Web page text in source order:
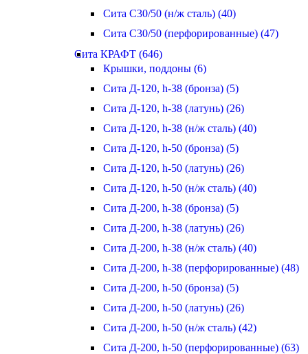
Сита С30/50 (н/ж сталь) (40)
Сита С30/50 (перфорированные) (47)
Сита КРАФТ (646)
Крышки, поддоны (6)
Сита Д-120, h-38 (бронза) (5)
Сита Д-120, h-38 (латунь) (26)
Сита Д-120, h-38 (н/ж сталь) (40)
Сита Д-120, h-50 (бронза) (5)
Сита Д-120, h-50 (латунь) (26)
Сита Д-120, h-50 (н/ж сталь) (40)
Сита Д-200, h-38 (бронза) (5)
Сита Д-200, h-38 (латунь) (26)
Сита Д-200, h-38 (н/ж сталь) (40)
Сита Д-200, h-38 (перфорированные) (48)
Сита Д-200, h-50 (бронза) (5)
Сита Д-200, h-50 (латунь) (26)
Сита Д-200, h-50 (н/ж сталь) (42)
Сита Д-200, h-50 (перфорированные) (63)